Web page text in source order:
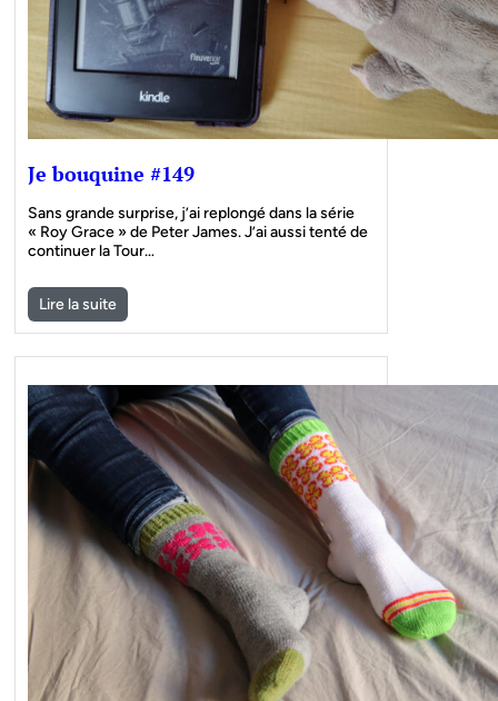
Je bouquine #149
Sans grande surprise, j’ai replongé dans la série
« Roy Grace » de Peter James. J’ai aussi tenté de
continuer la Tour…
Lire la suite